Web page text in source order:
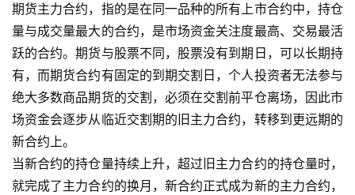
期货主力合约，指的是在同一品种的所有上市合约中，持仓
量与成交量最大的合约，是市场资金关注度最高、交易最活
跃的合约。期货与股票不同，股票没有到期日，可以长期持
有，而期货合约有固定的到期交割日，个人投资者无法参与
绝大多数商品期货的交割，必须在交割前平仓离场，因此市
场资金会逐步从临近交割期的旧主力合约，转移到更远期的
新合约上。
当新合约的持仓量持续上升，超过旧主力合约的持仓量时，
就完成了主力合约的换月，新合约正式成为新的主力合约，